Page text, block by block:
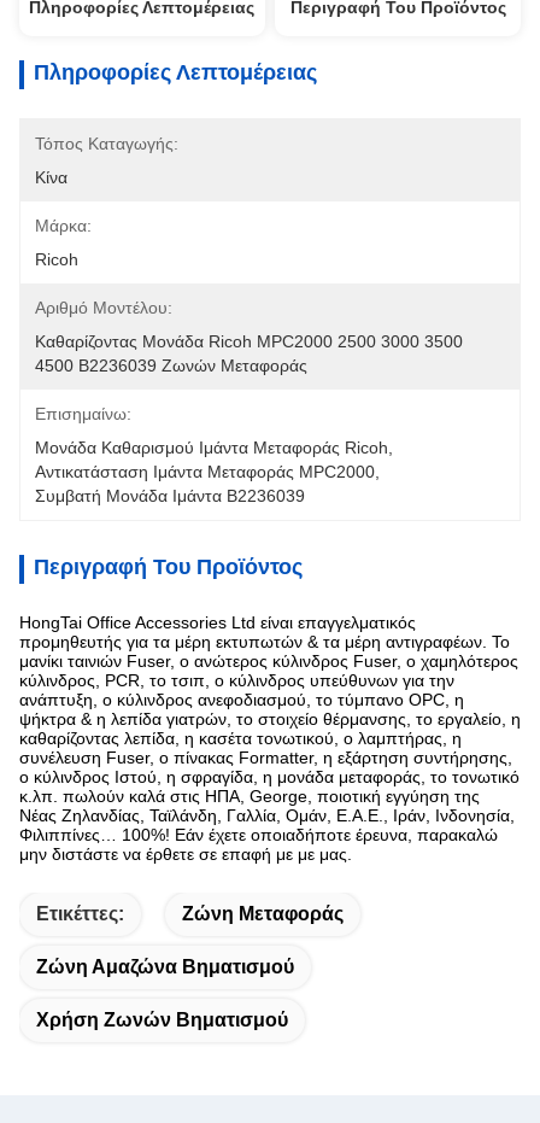
Πληροφορίες Λεπτομέρειας Περιγραφή Του Προϊόντος
Πληροφορίες Λεπτομέρειας
Τόπος Καταγωγής:
Κίνα
Μάρκα:
Ricoh
Αριθμό Μοντέλου:
Καθαρίζοντας Μονάδα Ricoh MPC2000 2500 3000 3500
4500 B2236039 Ζωνών Μεταφοράς
Επισημαίνω:
Μονάδα Καθαρισμού Ιμάντα Μεταφοράς Ricoh
Αντικατάσταση Ιμάντα Μεταφοράς MPC2000
Συμβατή Μονάδα Ιμάντα B2236039
Περιγραφή Του Προϊόντος
HongTai Office Accessories Ltd είναι επαγγελματικός
προμηθευτής για τα μέρη εκτυπωτών & τα μέρη αντιγραφέων. Το
μανίκι ταινιών Fuser, ο ανώτερος κύλινδρος Fuser, ο χαμηλότερος
κύλινδρος, PCR, το τσιπ, ο κύλινδρος υπεύθυνων για την
ανάπτυξη, ο κύλινδρος ανεφοδιασμού, το τύμπανο OPC, η
ψήκτρα & η λεπίδα γιατρών, το στοιχείο θέρμανσης, το εργαλείο, η
καθαρίζοντας λεπίδα, η κασέτα τονωτικού, ο λαμπτήρας, η
συνέλευση Fuser, ο πίνακας Formatter, η εξάρτηση συντήρησης,
ο κύλινδρος Ιστού, η σφραγίδα, η μονάδα μεταφοράς, το τονωτικό
κ.λπ. πωλούν καλά στις ΗΠΑ, George, ποιοτική εγγύηση της
Νέας Ζηλανδίας, Ταϊλάνδη, Γαλλία, Ομάν, Ε.Α.Ε., Ιράν, Ινδονησία,
Φιλιππίνες… 100%! Εάν έχετε οποιαδήποτε έρευνα, παρακαλώ
μην διστάστε να έρθετε σε επαφή με με μας.
Ετικέττες: Ζώνη Μεταφοράς
Ζώνη Αμαζώνα Βηματισμού
Χρήση Ζωνών Βηματισμού